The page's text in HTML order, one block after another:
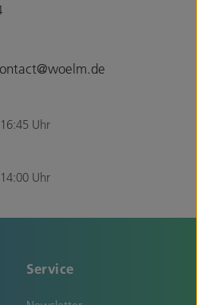
Uhr
Uhr
Service